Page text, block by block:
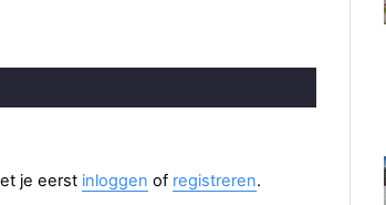
je eerst inloggen of registreren.